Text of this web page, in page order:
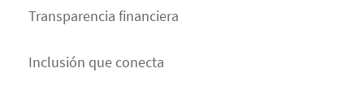
Transparencia financiera
Inclusión que conecta